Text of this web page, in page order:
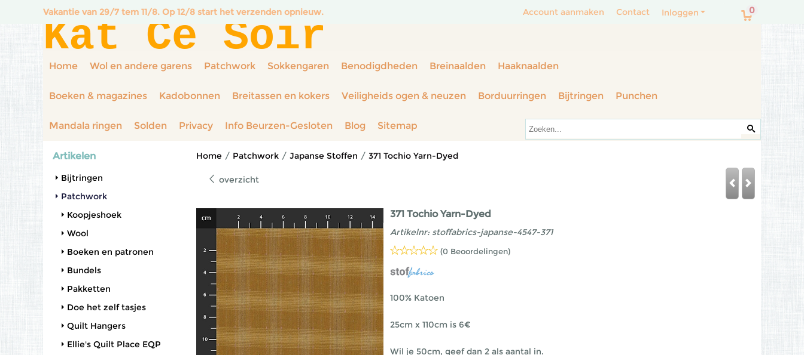
Vakantie van 29/7 tem 11/8. Op 12/8 start het verzenden opnieuw. 0
Inloggen
Account aanmaken Contact
Kat Ce Soir
Home Wol en andere garens Patchwork Sokkengaren Benodigdheden Breinaalden Haaknaalden
Boeken & magazines Kadobonnen Breitassen en kokers Veiligheids ogen & neuzen Borduurringen Bijtringen Punchen
Mandala ringen Solden Privacy Info Beurzen-Gesloten Blog Sitemap
Artikelen
Bijtringen
Patchwork
Koopjeshoek
Wool
Boeken en patronen
Bundels
Pakketten
Doe het zelf tasjes
Quilt Hangers
Ellie's Quilt Place EQP
Home / Patchwork / Japanse Stoffen / 371 Tochio Yarn-Dyed
overzicht
371 Tochio Yarn-Dyed
Artikelnr: stoffabrics-japanse-4547-371
(0 Beoordelingen)
100% Katoen
25cm x 110cm is 6€
Wil je 50cm, geef dan 2 als aantal in.